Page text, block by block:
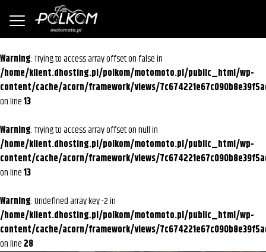
Warning : Trying to access array offset on false in
/home/klient.dhosting.pl/polkom/motomoto.pl/public_html/wp-
content/cache/acorn/framework/views/
on line13
Warning : Trying to access array offset on null in
/home/klient.dhosting.pl/polkom/motomoto.pl/public_html/wp-
content/cache/acorn/framework/views/
on line13
Warning : Undefined array key -2 in
/home/klient.dhosting.pl/polkom/motomoto.pl/public_html/wp-
content/cache/acorn/framework/views/
on line 28